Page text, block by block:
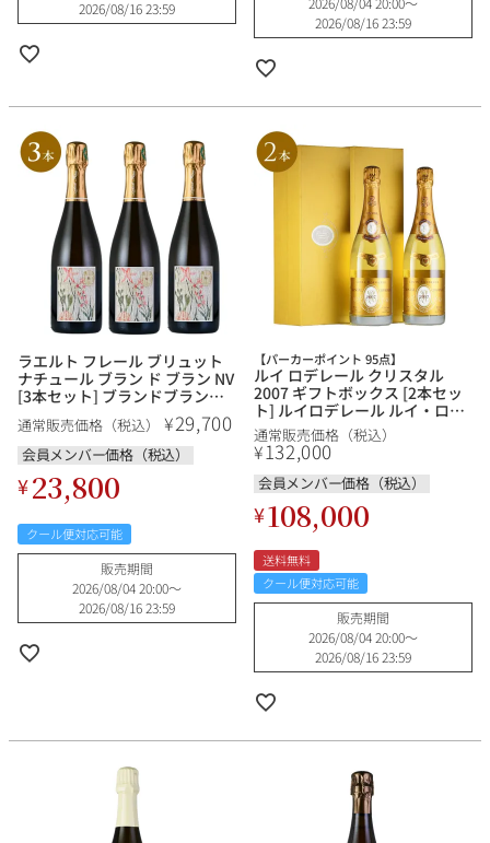
2026/08/16 23:59
2026/08/16 23:59
ラエルト フレール ブリュット
ナチュール ブラン ド ブラン NV
[3本セット] ブランドブラン
Laherte Freres Brut Nature
Blanc de Blancs フランス シャ
ンパン シャンパーニュ
通常販売価格（税込） ¥29,700
会員メンバー価格（税込）
¥23,800
クール便対応可能
販売期間
2026/08/04 20:00〜
2026/08/16 23:59
【パーカーポイント 95点】
ルイ ロデレール クリスタル
2007 ギフトボックス [2本セッ
ト] ルイロデレール ルイ・ロデ
レール Louis Roederer Cristal
シャンパン シャンパーニュ
通常販売価格（税込）
¥132,000
会員メンバー価格（税込）
¥108,000
送料無料
クール便対応可能
販売期間
2026/08/04 20:00〜
2026/08/16 23:59